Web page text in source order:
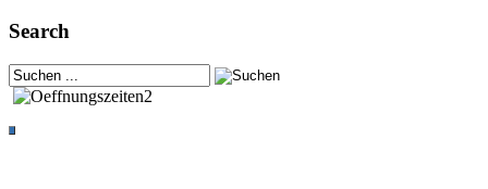
Search